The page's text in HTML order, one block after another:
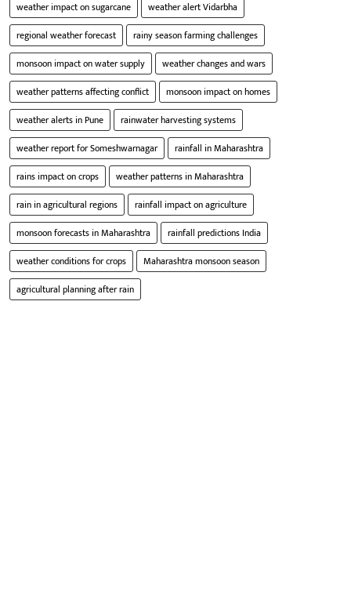
weather impact on sugarcane
weather alert Vidarbha
regional weather forecast
rainy season farming challenges
monsoon impact on water supply
weather changes and wars
weather patterns affecting conflict
monsoon impact on homes
weather alerts in Pune
rainwater harvesting systems
weather report for Someshwarnagar
rainfall in Maharashtra
rains impact on crops
weather patterns in Maharashtra
rain in agricultural regions
rainfall impact on agriculture
monsoon forecasts in Maharashtra
rainfall predictions India
weather conditions for crops
Maharashtra monsoon season
agricultural planning after rain